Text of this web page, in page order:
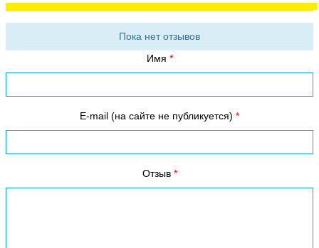
Пока нет отзывов
Имя
E-mail (на сайте не публикуется)
Отзыв